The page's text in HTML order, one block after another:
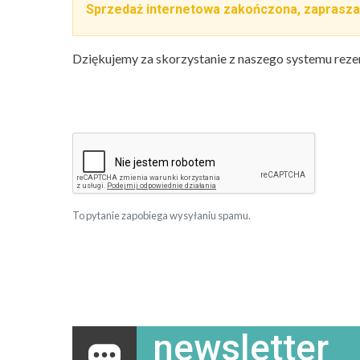
Sprzedaż internetowa zakończona,
Dziękujemy za skorzystanie z naszego systemu
To pytanie zapobiega wysyłaniu spamu.
newsletter